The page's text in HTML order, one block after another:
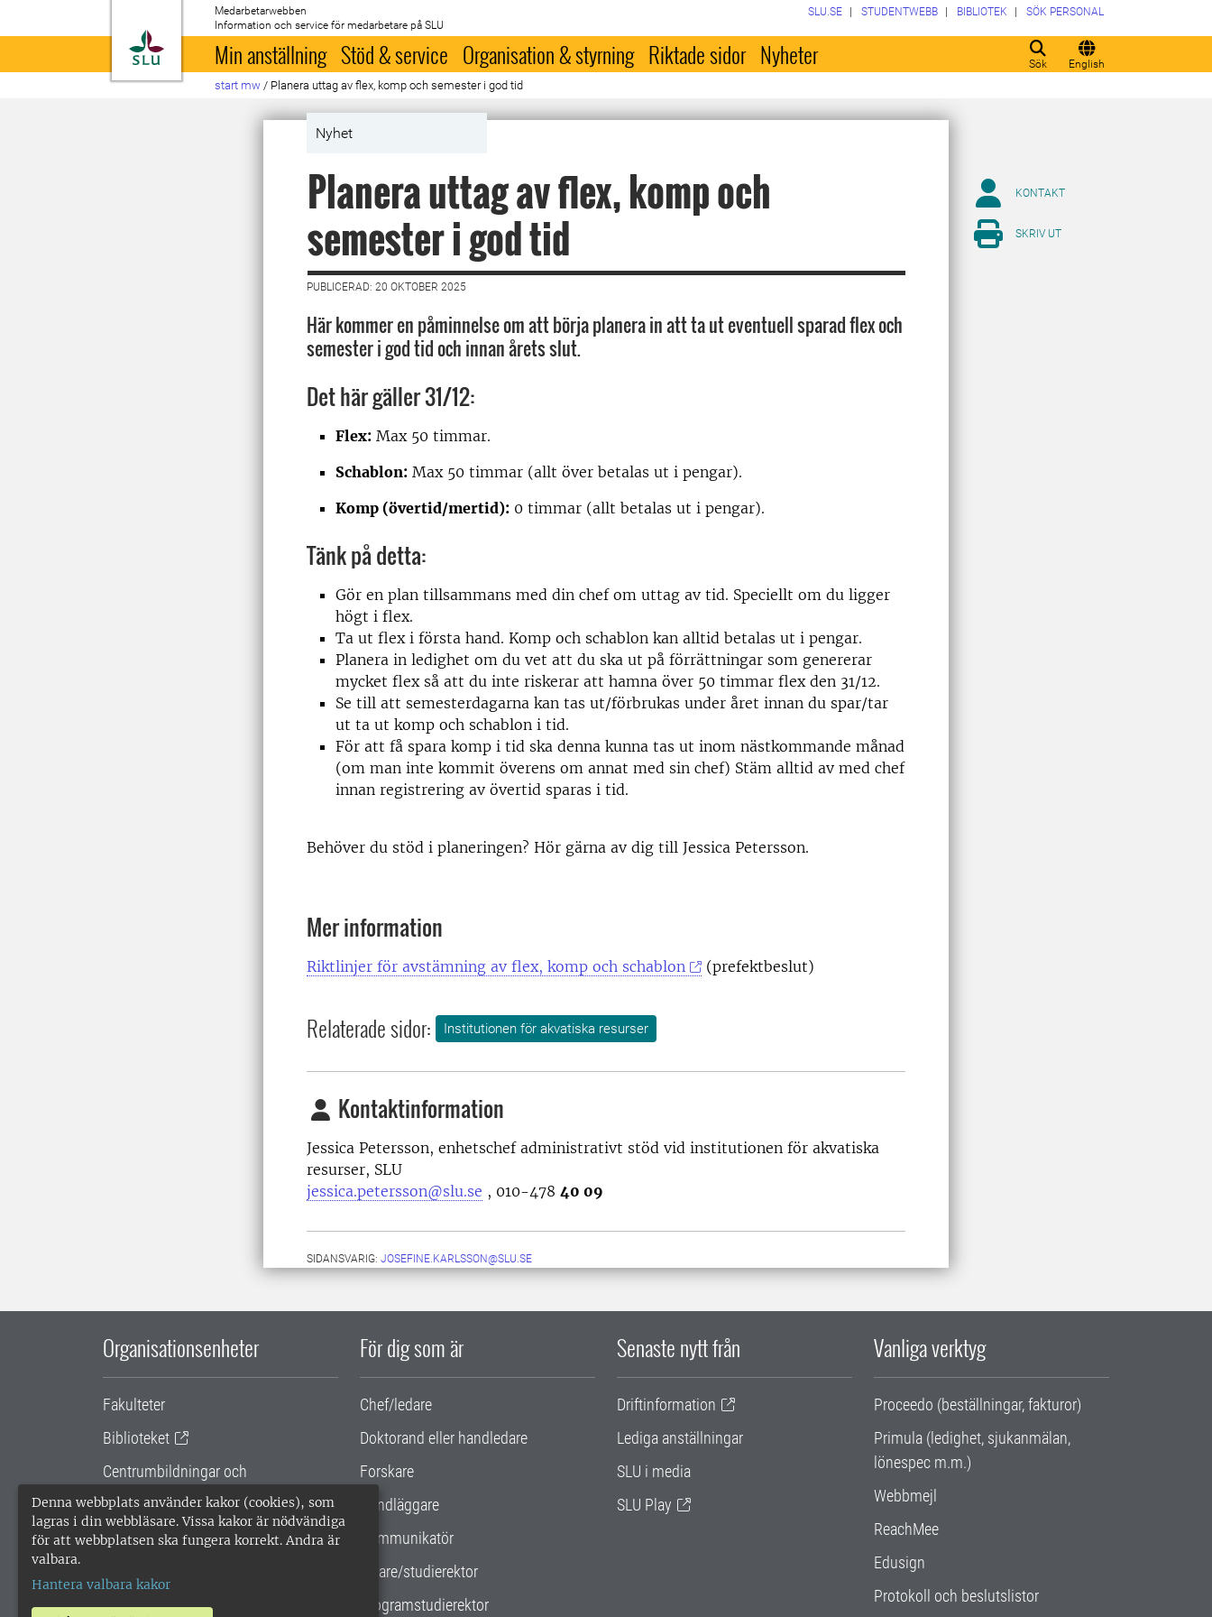
Denna webbplats använder kakor (cookies), som
lagras i din webbläsare. Vissa kakor är nödvändiga
för att webbplatsen ska fungera korrekt. Andra är
valbara.
Hantera valbara kakor
Till startsida
Medarbetarwebben
Information och service för medarbetare på SLU
Sök English
SLU.SE STUDENTWEBB BIBLIOTEK SÖK PERSONAL
Min anställning Stöd & service Organisation & styrning Riktade sidor Nyheter
start mw / Planera uttag av flex, komp och semester i god tid
Nyhet
Planera uttag av flex, komp och
semester i god tid
PUBLICERAD: 20 OKTOBER 2025
Här kommer en påminnelse om att börja planera in att ta ut eventuell sparad flex och
semester i god tid och innan årets slut.
Det här gäller 31/12:
Flex: Max 50 timmar.
Schablon: Max 50 timmar (allt över betalas ut i pengar).
Komp (övertid/mertid): 0 timmar (allt betalas ut i pengar).
Tänk på detta:
Gör en plan tillsammans med din chef om uttag av tid. Speciellt om du ligger
högt i flex.
Ta ut flex i första hand. Komp och schablon kan alltid betalas ut i pengar.
Planera in ledighet om du vet att du ska ut på förrättningar som genererar
mycket flex så att du inte riskerar att hamna över 50 timmar flex den 31/12.
Se till att semesterdagarna kan tas ut/förbrukas under året innan du spar/tar
ut ta ut komp och schablon i tid.
För att få spara komp i tid ska denna kunna tas ut inom nästkommande månad
(om man inte kommit överens om annat med sin chef) Stäm alltid av med chef
innan registrering av övertid sparas i tid.
Behöver du stöd i planeringen? Hör gärna av dig till Jessica Petersson.
Mer information
Riktlinjer för avstämning av flex, komp och schablon (prefektbeslut)
Relaterade sidor: Institutionen för akvatiska resurser
Kontaktinformation
Jessica Petersson, enhetschef administrativt stöd vid institutionen för akvatiska
resurser, SLU
jessica.petersson@slu.se , 010-478 40 09
SIDANSVARIG: JOSEFINE.KARLSSON@SLU.SE
KONTAKT
SKRIV UT
Organisationsenheter
Fakulteter
Biblioteket
Centrumbildningar och
samarbetsprojekt
Gemensamma verksamhetsstödet
För dig som är
Chef/ledare
Doktorand eller handledare
Forskare
Handläggare
Kommunikatör
Lärare/studierektor
Programstudierektor
Senaste nytt från
Driftinformation
Lediga anställningar
SLU i media
SLU Play
Vanliga verktyg
Proceedo (beställningar, fakturor)
Primula (ledighet, sjukanmälan,
lönespec m.m.)
Webbmejl
ReachMee
Edusign
Protokoll och beslutslistor